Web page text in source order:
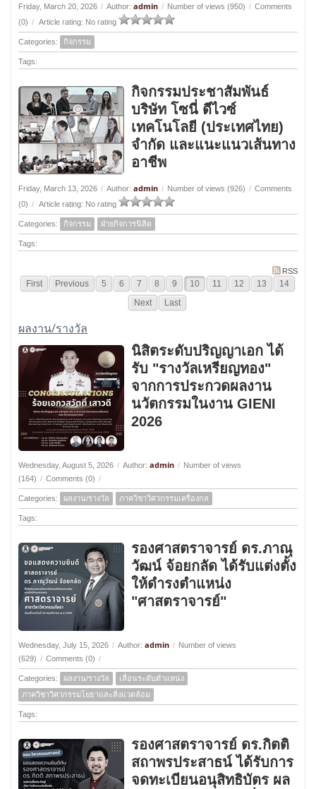
Friday, March 20, 2026 / Author: admin / Number of views (950) / Comments
(0) / Article rating: No rating
Categories: กิจกรรม
Tags:
กิจกรรมประชาสัมพันธ์
บริษัท โซนี่ ดีไวซ์
เทคโนโลยี (ประเทศไทย)
จำกัด และแนะแนวเส้นทาง
อาชีพ
Friday, March 13, 2026 / Author: admin / Number of views (926) / Comments
(0) / Article rating: No rating
Categories: กิจกรรม ฝ่ายกิจการนิสิต
Tags:
RSS
First Previous 5 6 7 8 9 10 11 12 13
14
Next
Last
ผลงาน/รางวัล
นิสิตระดับปริญญาเอก ได้
รับ "รางวัลเหรียญทอง"
จากการประกวดผลงาน
นวัตกรรมในงาน GIENI
2026
Wednesday, August 5, 2026 / Author: admin / Number of views
(164) / Comments (0) /
Categories: ผลงาน/รางวัล ภาควิชาวิศวกรรมเครื่องกล
Tags:
รองศาสตราจารย์ ดร.ภาณุ
วัฒน์ จ้อยกลัด ได้รับแต่งตั้ง
ให้ดำรงตำแหน่ง
"ศาสตราจารย์"
Wednesday, July 15, 2026 / Author: admin / Number of views
(629) / Comments (0) /
Categories: ผลงาน/รางวัล
เลื่อนระดับตำแหน่ง
ภาควิชาวิศวกรรมโยธาและสิ่งแวดล้อม
Tags:
รองศาสตราจารย์ ดร.กิตติ
สถาพรประสาธน์ ได้รับการ
จดทะเบียนอนุสิทธิบัตร ผล